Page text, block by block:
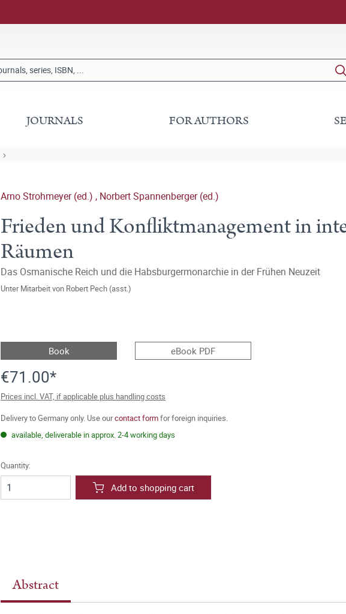
JOURNALS FOR AUTHORS
Arno Strohmeyer (ed.) , Norbert Spannenberger (ed.)
Frieden und Konfliktmanagement in
Räumen
Das Osmanische Reich und die Habsburgermonarchie in der Frühen Neuzeit
Unter Mitarbeit von Robert Pech (asst.)
Book eBook PDF
€71.00*
Prices incl. VAT, if applicable plus handling costs
Delivery to Germany only. Use ourcontact formfor foreign inquiries.
available, deliverable in approx. 2-4 working days
Quantity:
Add to shopping cart
Abstract